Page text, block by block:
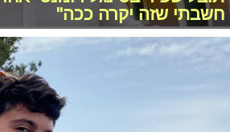
חשבתי שזה יקרה ככה"